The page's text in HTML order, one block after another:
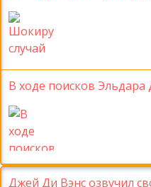
В ходе поисков
Джей Ди Вэнс озвучил